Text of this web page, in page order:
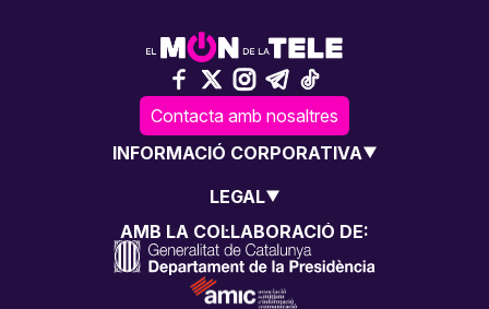
Contacta amb nosaltres
INFORMACIÓ CORPORATIVA
LEGAL
AMB LA COL·LABORACIÓ DE: